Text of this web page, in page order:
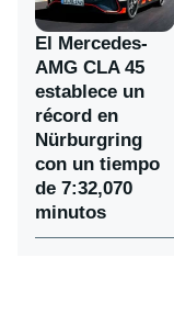
El Mercedes-
AMG CLA 45
establece un
récord en
Nürburgring
con un tiempo
de 7:32,070
minutos